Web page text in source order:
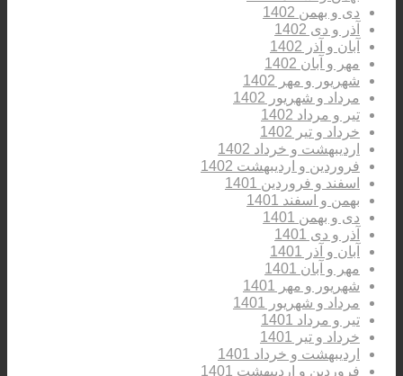
دی و بهمن 1402
آذر و دی 1402
آبان و آذر 1402
مهر و آبان 1402
شهریور و مهر 1402
مرداد و شهریور 1402
تیر و مرداد 1402
خرداد و تیر 1402
اردیبهشت و خرداد 1402
فروردین و اردیبهشت 1402
اسفند و فروردین 1401
بهمن و اسفند 1401
دی و بهمن 1401
آذر و دی 1401
آبان و آذر 1401
مهر و آبان 1401
شهریور و مهر 1401
مرداد و شهریور 1401
تیر و مرداد 1401
خرداد و تیر 1401
اردیبهشت و خرداد 1401
فروردین و اردیبهشت 1401